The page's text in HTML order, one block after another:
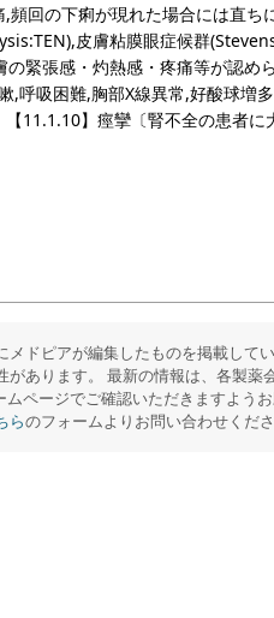
回の下痢が現れた場合には直ち
皮膚粘膜眼症候群
の緊張感・灼熱感・疼痛等が認め
,呼吸困難,胸部X線異常,好酸球増
11.1.10】痙攣〔腎不全の患者
ドピアが編集したものを掲載して
あります。 最新の情報は、各製薬
ページでご確認いただきますよう
らのフォームよりお問い合わせくださ